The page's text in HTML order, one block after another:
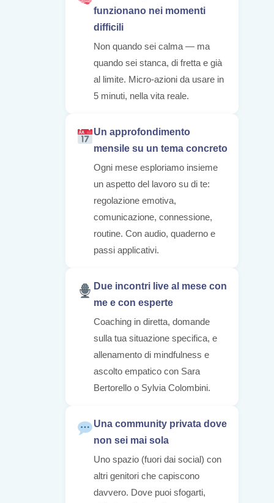
funzionano nei momenti
difficili
Non quando sei calma — ma
quando sei stanca, di fretta e già
al limite. Micro-azioni da usare in
5 minuti, nella vita reale.
Un approfondimento
mensile su un tema concreto
Ogni mese esploriamo insieme
un aspetto del lavoro su di te:
regolazione emotiva,
comunicazione, connessione,
routine. Con audio, quaderno e
passi applicativi.
Due incontri live al mese con
me e con esperte
Coaching in diretta, domande
sulla tua situazione specifica, e
allenamento di mindfulness e
ascolto empatico con Sara
Bertorello o Sylvia Colombini.
Una community privata dove
non sei mai sola
Uno spazio (fuori dai social) con
altri genitori che capiscono
davvero. Dove puoi sfogarti,